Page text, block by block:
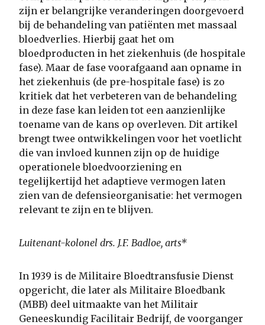
zijn er belangrijke veranderingen doorgevoerd
bij de behandeling van patiënten met massaal
bloedverlies. Hierbij gaat het om
bloedproducten in het ziekenhuis (de hospitale
fase). Maar de fase voorafgaand aan opname in
het ziekenhuis (de pre-hospitale fase) is zo
kritiek dat het verbeteren van de behandeling
in deze fase kan leiden tot een aanzienlijke
toename van de kans op overleven. Dit artikel
brengt twee ontwikkelingen voor het voetlicht
die van invloed kunnen zijn op de huidige
operationele bloedvoorziening en
tegelijkertijd het adaptieve vermogen laten
zien van de defensieorganisatie: het vermogen
relevant te zijn en te blijven.
Luitenant-kolonel drs. J.F. Badloe, arts*
In 1939 is de Militaire Bloedtransfusie Dienst
opgericht, die later als Militaire Bloedbank
(MBB) deel uitmaakte van het Militair
Geneeskundig Facilitair Bedrijf, de voorganger